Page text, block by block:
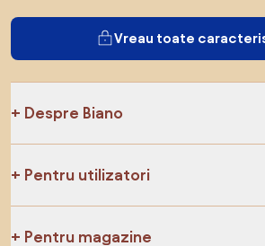
Vreau toate
Despre Biano
Pentru utilizatori
Pentru magazine